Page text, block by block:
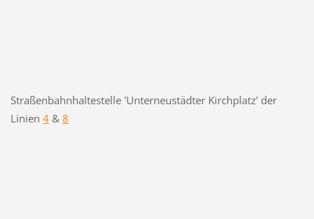
Straßenbahnhaltestelle 'Unterneustädter Kirchplatz' der
Linien 4& 8